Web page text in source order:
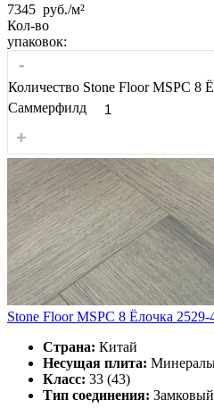
7345 руб./м²
Кол-во
упаковок:
-
Количество Stone Floor MSPC 8
Саммерфилд
+
Stone Floor MSPC 8 Ёлочка
Страна: Китай
Несущая плита:
Класс: 33 (43)
Тип соединения: Замковый